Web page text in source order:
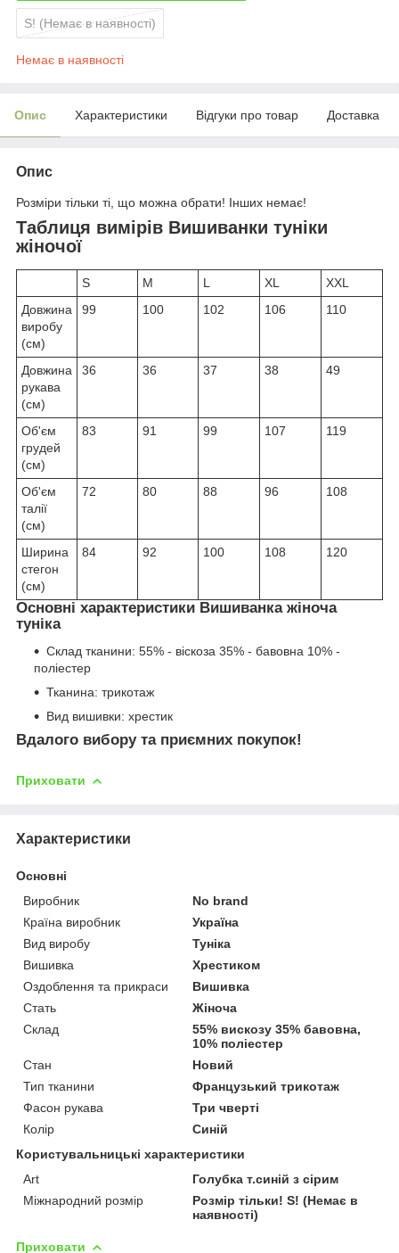
S! (Немає в наявності)
Немає в наявності
Опис Характеристики Відгуки про товар Доставка
Опис
Розміри тільки ті, що можна обрати! Інших немає!
Таблиця вимірів Вишиванки туніки
жіночої
S M L XL
XXL
Довжина
виробу
(см)
99 100 102 106 110
Довжина
рукава
(см)
36 36 37 38 49
Об'єм
грудей
(см)
83 91 99 107 119
Об'єм
талії
(см)
72 80 88 96 108
Ширина
стегон
(см)
84 92 100 108 120
Основні характеристики Вишиванка жіноча
туніка
Склад тканини: 55% - віскоза 35% - бавовна 10% -
поліестер
Тканина: трикотаж
Вид вишивки: хрестик
Вдалого вибору та приємних покупок!
Приховати
Характеристики
Основні
Виробник
No brand
Країна виробник
Україна
Вид виробу
Туніка
Вишивка
Хрестиком
Оздоблення та прикраси
Вишивка
Стать
Жіноча
Склад
55% вискозу 35% бавовна,
10% поліестер
Стан
Новий
Тип тканини
Французький трикотаж
Фасон рукава
Три чверті
Колір
Синій
Користувальницькі характеристики
Art
Голубка т.синій з сірим
Міжнародний розмір
Розмір тільки! S! (Немає в
наявності)
Приховати